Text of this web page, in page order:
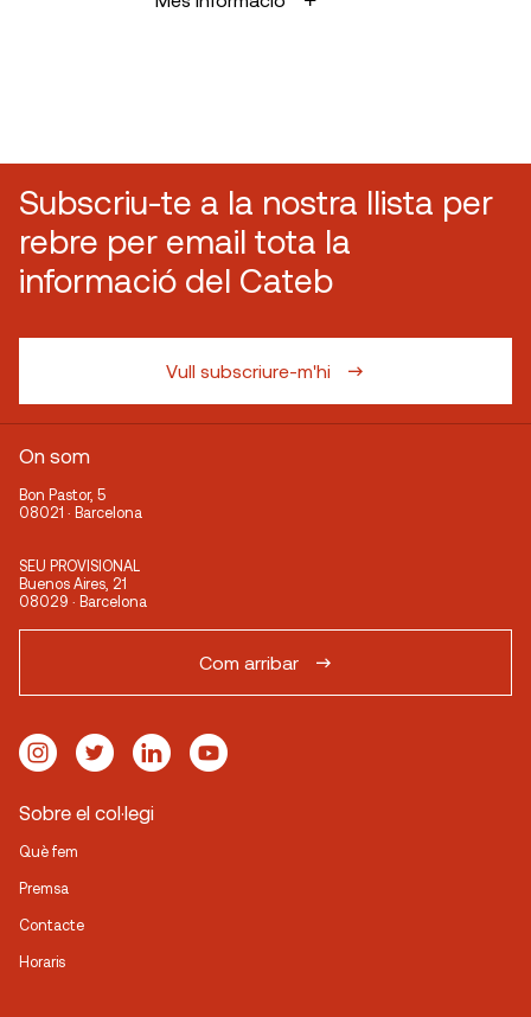
Subscriu-te a la nostra llista per
rebre per email tota la
informació del Cateb
Vull subscriure-m'hi
On som
Bon Pastor, 5
08021 · Barcelona
SEU PROVISIONAL
Buenos Aires, 21
08029 · Barcelona
Com arribar
Sobre el col·legi
Què fem
Premsa
Contacte
Horaris